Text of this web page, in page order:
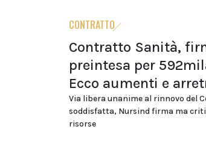
CONTRATTO
Contratto Sanità,
preintesa per
Ecco aumenti e
Via libera unanime al rinnovo del
soddisfatta, Nursind firma ma
risorse